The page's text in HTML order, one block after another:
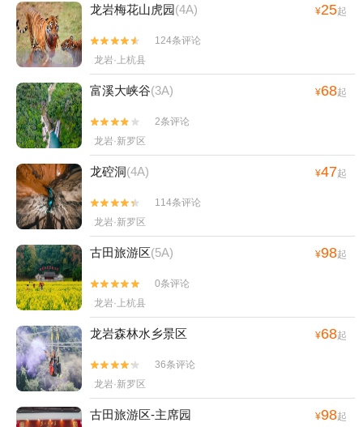
龙岩梅花山虎园(4A) ¥25起


124条评论
龙岩·上杭县
富溪大峡谷(3A) ¥68起


2条评论
龙岩·新罗区
龙硿洞(4A) ¥47起


114条评论
龙岩·新罗区
古田旅游区(5A) ¥98起


0条评论
龙岩·上杭县
龙岩森林水乡景区 ¥68起


36条评论
龙岩·新罗区
古田旅游区-主席园 ¥98起